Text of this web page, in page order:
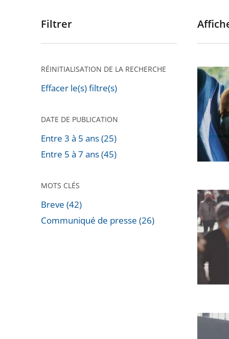
Passer
pour
après
Filtrer
RÉINITIALISATION DE LA RECHERCHE
Effacer le(s) filtre(s)
DATE DE PUBLICATION
Entre 3 à 5 ans (25)
Entre 5 à 7 ans (45)
MOTS CLÉS
Breve (42)
Communiqué de presse (26)
La
de
pour
tous
les
vous
ou
à
du
passe
dans
Le
port
du
masque
ne
peut
être
en
Garde